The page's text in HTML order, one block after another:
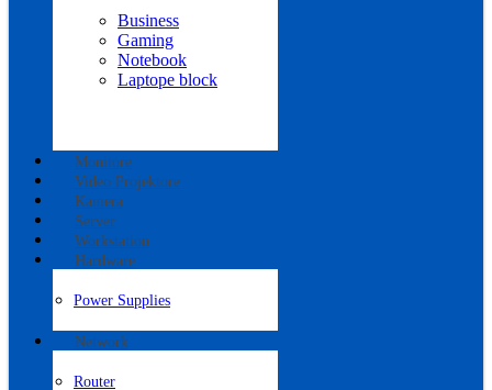
Business
Gaming
Notebook
Laptope block
Monitore
Video Projektore
Kamera
Server
Workstation
Hardware
Power Supplies
Network
Router